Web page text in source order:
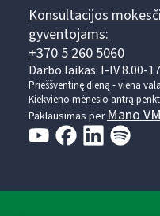
Konsultacijos
gyventojams:
+370 5 260 5060
Darbo laikas: I-IV 8.00-
Prieššventinę dieną - viena
Kiekvieno mėnesio antrą
Paklausimas per Mano